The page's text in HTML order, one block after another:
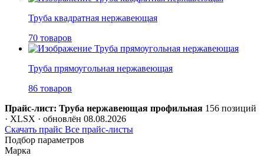
Труба квадратная нержавеющая
70 товаров
Труба прямоугольная нержавеющая
86 товаров
Прайс-лист: Труба нержавеющая профильная 156 позиций
· XLSX · обновлён 08.08.2026
Скачать прайс Все прайс-листы
Подбор параметров
Марка